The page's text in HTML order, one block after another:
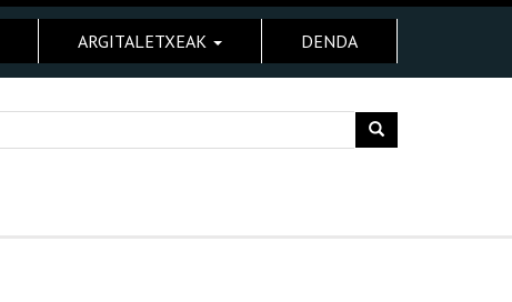
ARGITALETXEAK DENDA